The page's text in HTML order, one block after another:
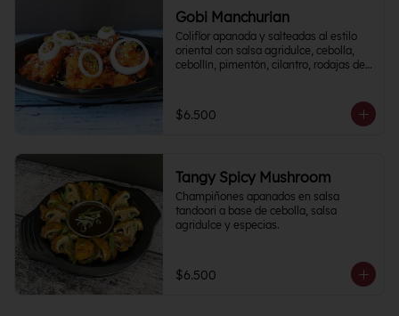
Gobi Manchurian
Coliflor apanada y salteadas al estilo
oriental con salsa agridulce, cebolla,
cebollín, pimentón, cilantro, rodajas de
$6.500
Tangy Spicy Mushroom
Champiñones apanados en salsa
tandoori a base de cebolla, salsa
agridulce y especias.
$6.500